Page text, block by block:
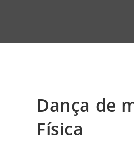
Dança de
Física